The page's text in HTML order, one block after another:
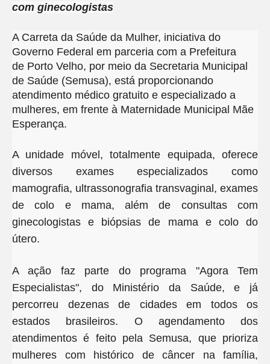
com ginecologistas
A Carreta da Saúde da Mulher, iniciativa do
Governo Federal em parceria com a Prefeitura
de Porto Velho, por meio da Secretaria Municipal
de Saúde (Semusa), está proporcionando
atendimento médico gratuito e especializado a
mulheres, em frente à Maternidade Municipal Mãe
Esperança.
A unidade móvel, totalmente equipada, oferece
diversos exames especializados como
mamografia, ultrassonografia transvaginal, exames
de colo e mama, além de consultas com
ginecologistas e biópsias de mama e colo do
útero.
A ação faz parte do programa "Agora Tem
Especialistas", do Ministério da Saúde, e já
percorreu dezenas de cidades em todos os
estados brasileiros. O agendamento dos
atendimentos é feito pela Semusa, que prioriza
mulheres com histórico de câncer na família,